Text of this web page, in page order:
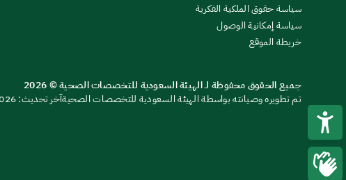
سياسة حقوق الملكية الفكرية
سياسة إمكانية الوصول
خريطة الموقع
جميع الحقوق محفوظة لـ الهيئة السعودية للتخصصات الصحية © 2026
تم تطويره وصيانته بواسطة الهيئة السعودية للتخصصات الصحيةآخر تحديث: 09/08/2026